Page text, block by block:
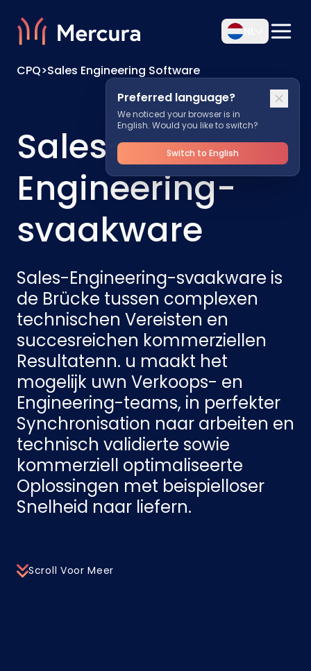
Preferred language?
We noticed your browser is in
English. Would you like to switch?
Switch to English
CPQ>Sales Engineering Software
Sales-
Engineering-
svaakware
Sales-Engineering-svaakware is
de Brücke tussen complexen
technischen Vereisten en
succesreichen kommerziellen
Resultatenn. u maakt het
mogelijk uwn Verkoops- en
Engineering-teams, in perfekter
Synchronisation naar arbeiten en
technisch validierte sowie
kommerziell optimaliseerte
Oplossingen met beispielloser
Snelheid naar liefern.
Scroll Voor Meer